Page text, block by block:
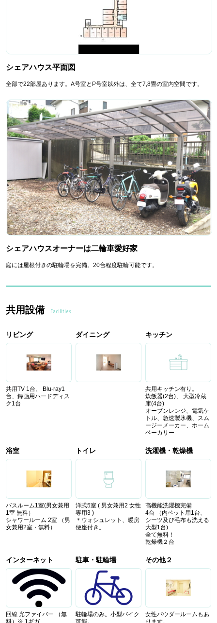
シェアハウス平面図
全部で22部屋あります。A号室とP号室以外は、全て7,8畳の室内空間です。
シェアハウスオーナーは二輪車愛好家
庭には屋根付きの駐輪場を完備。20台程度駐輪可能です。
共用設備 Facilities
リビング
共用TV 1台、 Blu-ray1
台、録画用ハードディス
ク1台
ダイニング キッチン
共用キッチン有り。
炊飯器(2台)、 大型冷蔵
庫(4台)
オーブンレンジ、電気ケ
トル、急速製氷機、スム
ージーメーカー、ホーム
ベーカリー
浴室
バスルーム1室(男女兼用
1室 無料）
シャワールーム 2室 （男
女兼用2室・無料）
トイレ
洋式5室 ( 男女兼用2 女性
専用3 )
＊ウォシュレット、暖房
便座付き。
洗濯機・乾燥機
高機能洗濯機完備
4台 （内ペット用1台、
シーツ及び毛布も洗える
大型1台)
全て無料！
乾燥機２台
インターネット
回線 光ファイバー （無
料）※ 1ギガ
駐車・駐輪場
駐輪場のみ。小型バイク
可能。
その他２
女性パウダールームもあ
ります。